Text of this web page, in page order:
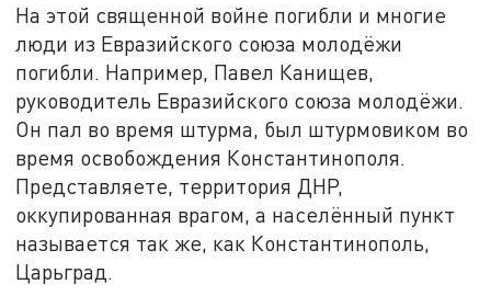
На этой священной войне погибли и многие
люди из Евразийского союза молодёжи
погибли. Например, Павел Канищев,
руководитель Евразийского союза молодёжи.
Он пал во время штурма, был штурмовиком во
время освобождения Константинополя.
Представляете, территория ДНР,
оккупированная врагом, а населённый пункт
называется так же, как Константинополь,
Царьград.